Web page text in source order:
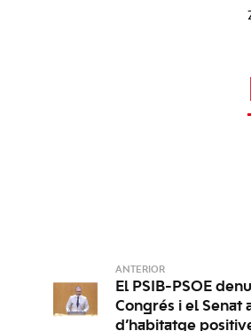
ANTERIOR
El PSIB-PSOE
Congrés i el Senat
d’habitatge